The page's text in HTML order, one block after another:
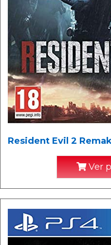
Resident Evil 2
Ver